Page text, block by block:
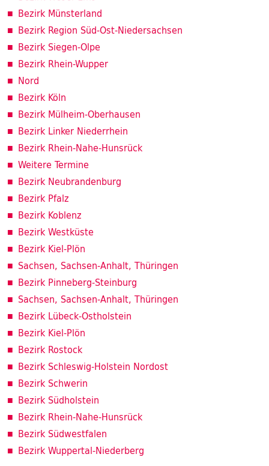
Bezirk Münsterland
Bezirk Region Süd-Ost-Niedersachsen
Bezirk Siegen-Olpe
Bezirk Rhein-Wupper
Nord
Bezirk Köln
Bezirk Mülheim-Oberhausen
Bezirk Linker Niederrhein
Bezirk Rhein-Nahe-Hunsrück
Weitere Termine
Bezirk Neubrandenburg
Bezirk Pfalz
Bezirk Koblenz
Bezirk Westküste
Bezirk Kiel-Plön
Sachsen, Sachsen-Anhalt, Thüringen
Bezirk Pinneberg-Steinburg
Sachsen, Sachsen-Anhalt, Thüringen
Bezirk Lübeck-Ostholstein
Bezirk Kiel-Plön
Bezirk Rostock
Bezirk Schleswig-Holstein Nordost
Bezirk Schwerin
Bezirk Südholstein
Bezirk Rhein-Nahe-Hunsrück
Bezirk Südwestfalen
Bezirk Wuppertal-Niederberg